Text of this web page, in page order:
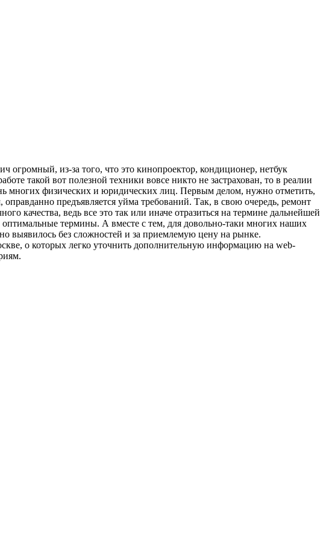
огромный, из-за того, что это кинопроектор, кондиционер, нетбук
такой вот полезной техники вовсе никто не застрахован, то в реалии
многих физических и юридических лиц. Первым делом, нужно отметить,
предъявляется уйма требований. Так, в свою очередь, ремонт
качества, ведь все это так или иначе отразиться на термине дальнейшей
термины. А вместе с тем, для довольно-таки многих наших
выявилось без сложностей и за приемлемую цену на рынке.
о которых легко уточнить дополнительную информацию на web-